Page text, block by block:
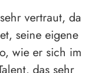
vertraut, da
seine eigene
wie er sich im